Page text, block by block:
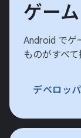
ゲーム
Android でゲ
ものがすべて
デベロッ